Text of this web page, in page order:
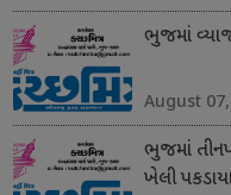
ભુજમાં
August
ભુજમાં
ખેલી